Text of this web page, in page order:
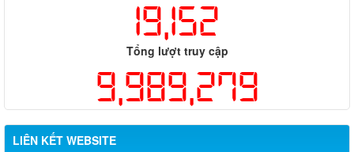
19,152
Tổng lượt truy cập
9,989,279
LIÊN KẾT WEBSITE